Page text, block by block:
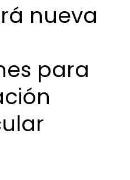
nueva
para